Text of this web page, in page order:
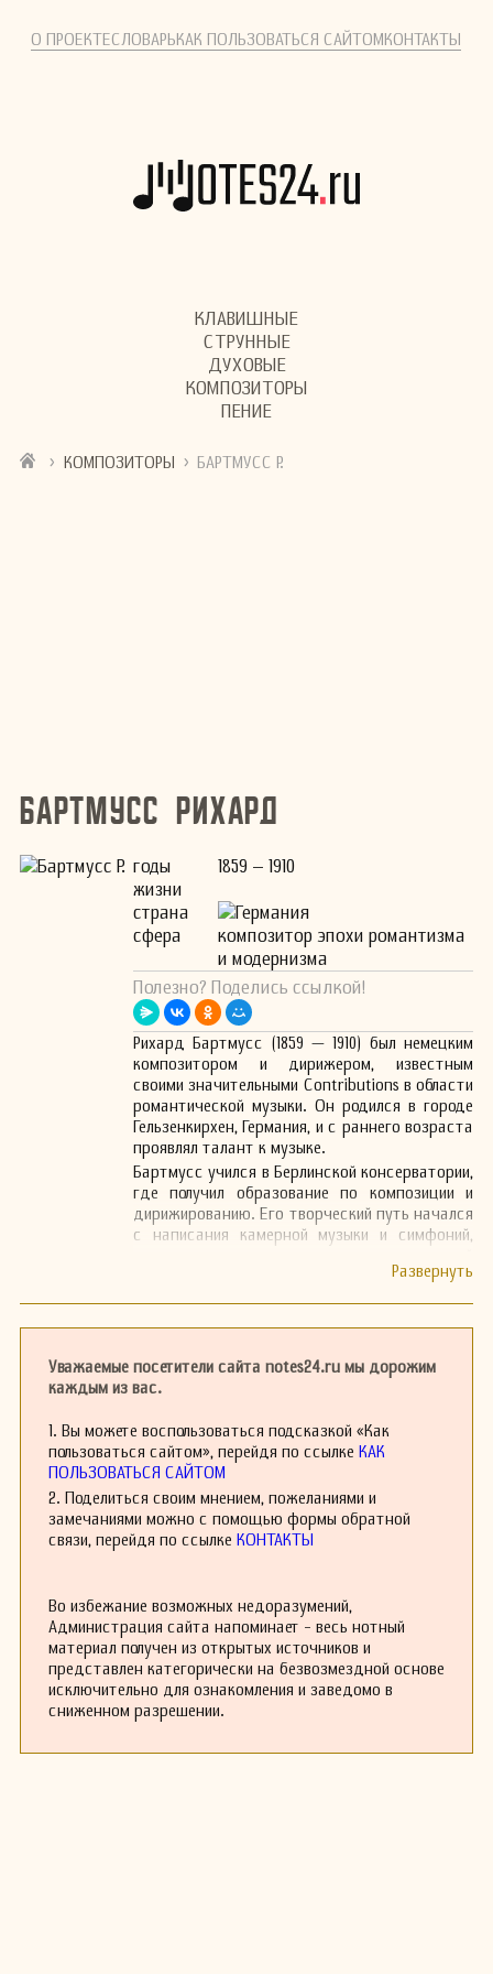
О ПРОЕКТЕСЛОВАРЬКАК ПОЛЬЗОВАТЬСЯ САЙТОМКОНТАКТЫ
КЛАВИШНЫЕ
СТРУННЫЕ
ДУХОВЫЕ
КОМПОЗИТОРЫ
ПЕНИЕ
› КОМПОЗИТОРЫ › БАРТМУСС Р.
Бартмусс Рихард
годы
жизни
1859 – 1910
страна
Германия
сфера
композитор эпохи романтизма
и модернизма
Полезно? Поделись ссылкой!
Рихард Бартмусс (1859 — 1910) был немецким
композитором и дирижером, известным
своими значительными Contributions в области
романтической музыки. Он родился в городе
Гельзенкирхен, Германия, и с раннего возраста
проявлял талант к музыке.
Бартмусс учился в Берлинской консерватории,
где получил образование по композиции и
дирижированию. Его творческий путь начался
с написания камерной музыки и симфоний,
общественности. Композитора отмечали за
его симфония в ми-бемоль мажор, которая
была впервые исполнена в конце 19 века и
также написал несколько концертных
произведений для различных инструментов,
включая фортепиано и скрипку.
В последние годы своей жизни Бартмусс
работал как дирижер в различных оркестрах,
что позволило ему не только исполнять свои
интерес к новаторским музыкальным
направлениям вдохновил многих молодых
музыкантов.
Несмотря на раннюю смерть в 1910 году,
Рихард Бартмусс оставил после себя
значительное музыкальное наследие. Его
работы продолжают исполняться и изучаться,
а имя композитора постепенно возвращается
Уважаемые посетители сайта notes24.ru мы дорожим
каждым из вас.
1. Вы можете воспользоваться подсказкой «Как
пользоваться сайтом», перейдя по ссылке КАК
ПОЛЬЗОВАТЬСЯ САЙТОМ
2. Поделиться своим мнением, пожеланиями и
замечаниями можно с помощью формы обратной
связи, перейдя по ссылке КОНТАКТЫ
Во избежание возможных недоразумений,
Администрация сайта напоминает - весь нотный
материал получен из открытых источников и
представлен категорически на безвозмездной основе
исключительно для ознакомления и заведомо в
сниженном разрешении.